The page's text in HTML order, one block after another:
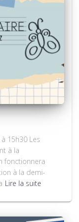
15h30 Les
à la
fonctionnera
à la demi-
Lire la suite